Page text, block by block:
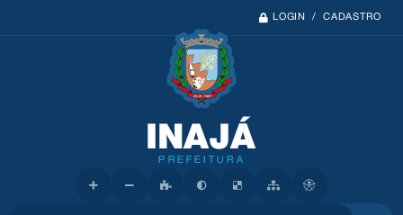
LOGIN / CADASTRO